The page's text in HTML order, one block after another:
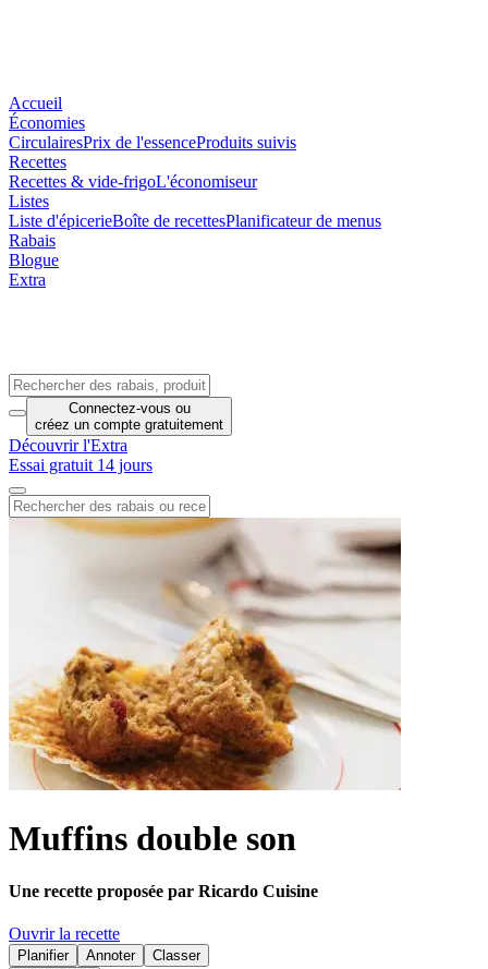
Accueil
Économies
CirculairesPrix de l'essenceProduits suivis
Recettes
Recettes & vide-frigoL'économiseur
Listes
Liste d'épicerieBoîte de recettesPlanificateur de menus
Rabais
Blogue
Extra
Connectez-vous ou
créez un compte gratuitement
Découvrir l'Extra
Essai gratuit 14 jours
Muffins double son
Une recette proposée par Ricardo Cuisine
Ouvrir la recette
Planifier Annoter
Classer